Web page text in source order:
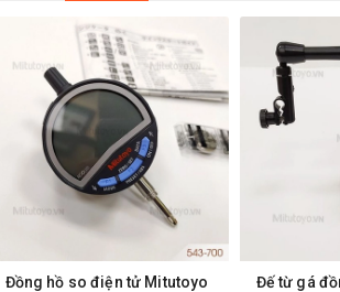
Đồng hồ so điện tử Mitutoyo
Đế từ gá